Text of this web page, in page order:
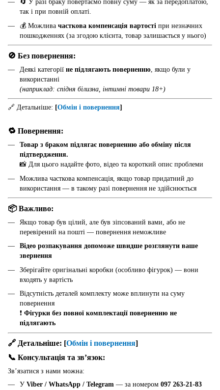
🔄 У разі браку повертаємо повну суму — як за передоплатою,
так і при повній оплаті.
💰 Можлива часткова компенсація вартості при незначних
пошкодженнях (за згодою клієнта, товар залишається у нього)
🚫 Без повернення:
Деякі категорії не підлягають поверненню , якщо були у
використанні
(наприклад: спідня білизна, інтимні товари 18+)
🔗 Детальніше: [Обмін і повернення]
🔁 Повернення:
Товар з браком підлягає поверненню або обміну після
підтвердження.
📸 Для цього надайте фото, відео та короткий опис проблеми
Можлива часткова компенсація, якщо товар придатний до
використання — в такому разі повернення не здійснюється
📦 Важливо:
Якщо товар був цілий, але був зіпсований вами, або не
перевірений на пошті — повернення неможливе
Відео розпакування допоможе швидше розглянути ваше
звернення
Зберігайте оригінальні коробки (особливо фігурок) — вони
входять у вартість
Відсутність деталей комплекту може вплинути на суму
повернення
❗ Фігурки без повної комплектації поверненню не
підлягають
🔗 Детальніше: [Обмін і повернення]
📞 Консультація та звʼязок:
Звʼязатися з нами можна:
У Viber / WhatsApp / Telegram — за номером 097 263-21-83